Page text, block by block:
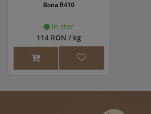
Bona R410
In stoc
114 RON / kg